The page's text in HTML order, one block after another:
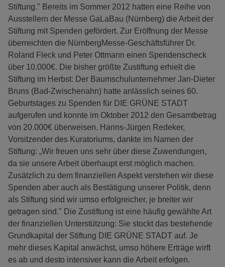
Stiftung." Bereits im Sommer 2012 hatten eine Reihe von
Ausstellern der Messe GaLaBau (Nürnberg) die Arbeit der
Stiftung mit Spenden gefördert. Zur Eröffnung der Messe
überreichten die NürnbergMesse-Geschäftsführer Dr.
Roland Fleck und Peter Ottmann einen Spendenscheck
über 10.000€. Die bisher größte Zustiftung erhielt die
Stiftung im Herbst: Der Baumschulunternehmer Jan-Dieter
Bruns (Bad-Zwischenahn) hatte anlässlich seines 60.
Geburtstages zu Spenden für DIE GRÜNE STADT
aufgerufen und konnte im Oktober 2012 den Gesamtbetrag
von 20.000€ überweisen. Hanns-Jürgen Redeker,
Vorsitzender des Kuratoriums, dankte im Namen der
Stiftung: „Wir freuen uns sehr über diese Zuwendungen,
da sie unsere Arbeit überhaupt erst möglich machen.
Zusätzlich zu dem finanziellen Aspekt verstehen wir diese
Spenden aber auch als Bestätigung unserer Politik, denn
als Stiftung sind wir umso erfolgreicher, je breiter wir
getragen sind." Die Zustiftung ist eine häufig gewählte Art
der finanziellen Unterstützung: Sie stockt das bestehende
Grundkapital der Stiftung DIE GRÜNE STADT auf. Je
mehr dieses Kapital anwächst, umso höhere Erträge wirft
es ab und desto intensiver kann die Arbeit erfolgen.